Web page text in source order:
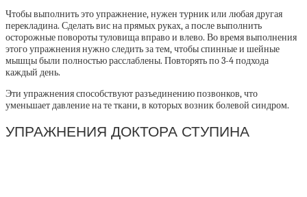
Чтобы выполнить это упражнение, нужен турник или любая другая
перекладина. Сделать вис на прямых руках, а после выполнить
осторожные повороты туловища вправо и влево. Во время выполнения
этого упражнения нужно следить за тем, чтобы спинные и шейные
мышцы были полностью расслаблены. Повторять по 3-4 подхода
каждый день.
Эти упражнения способствуют разъединению позвонков, что
уменьшает давление на те ткани, в которых возник болевой синдром.
УПРАЖНЕНИЯ ДОКТОРА СТУПИНА